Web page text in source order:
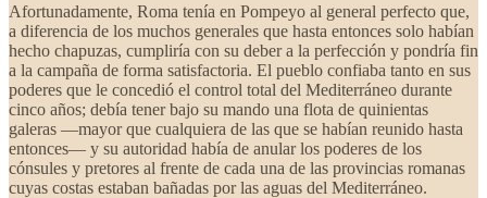
Afortunadamente, Roma tenía en Pompeyo al general perfecto que,
a diferencia de los muchos generales que hasta entonces solo habían
hecho chapuzas, cumpliría con su deber a la perfección y pondría fin
a la campaña de forma satisfactoria. El pueblo confiaba tanto en sus
poderes que le concedió el control total del Mediterráneo durante
cinco años; debía tener bajo su mando una flota de quinientas
galeras —mayor que cualquiera de las que se habían reunido hasta
entonces— y su autoridad había de anular los poderes de los
cónsules y pretores al frente de cada una de las provincias romanas
cuyas costas estaban bañadas por las aguas del Mediterráneo.